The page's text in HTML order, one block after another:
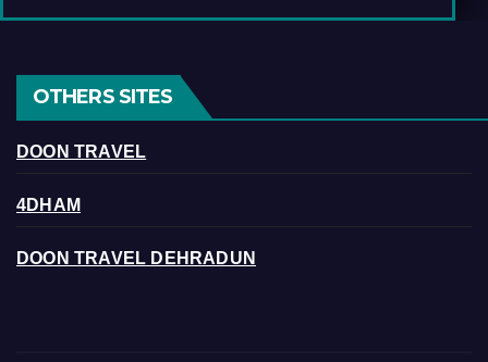
OTHERS SITES
DOON TRAVEL
4DHAM
DOON TRAVEL DEHRADUN